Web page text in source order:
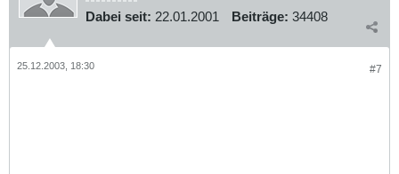
Dabei seit: 22.01.2001 Beiträge: 34408
#7
25.12.2003, 18:30